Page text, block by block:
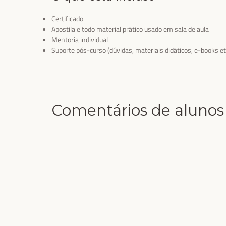
Certificado
Apostila e todo material prático usado em sala de aula
Mentoria individual
Suporte pós-curso (dúvidas, materiais didáticos, e-books
Comentários de alunos